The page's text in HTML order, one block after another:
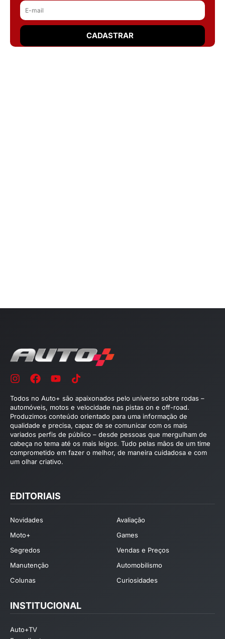
Todos no Auto+ são apaixonados pelo universo sobre rodas –
automóveis, motos e velocidade nas pistas on e off-road.
Produzimos conteúdo orientado para uma informação de
qualidade e precisa, capaz de se comunicar com os mais
variados perfis de público – desde pessoas que mergulham de
cabeça no tema até os mais leigos. Tudo pelas mãos de um time
comprometido em fazer o melhor, de maneira cuidadosa e com
um olhar criativo.
EDITORIAIS
Novidades
Avaliação
Moto+
Games
Segredos
Vendas e Preços
Manutenção
Automobilismo
Colunas
Curiosidades
INSTITUCIONAL
Auto+TV